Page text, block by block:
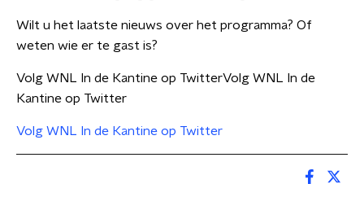
Wilt u het laatste nieuws over het programma? Of
weten wie er te gast is?
Volg WNL In de Kantine op TwitterVolg WNL In de
Kantine op Twitter
Volg WNL In de Kantine op Twitter